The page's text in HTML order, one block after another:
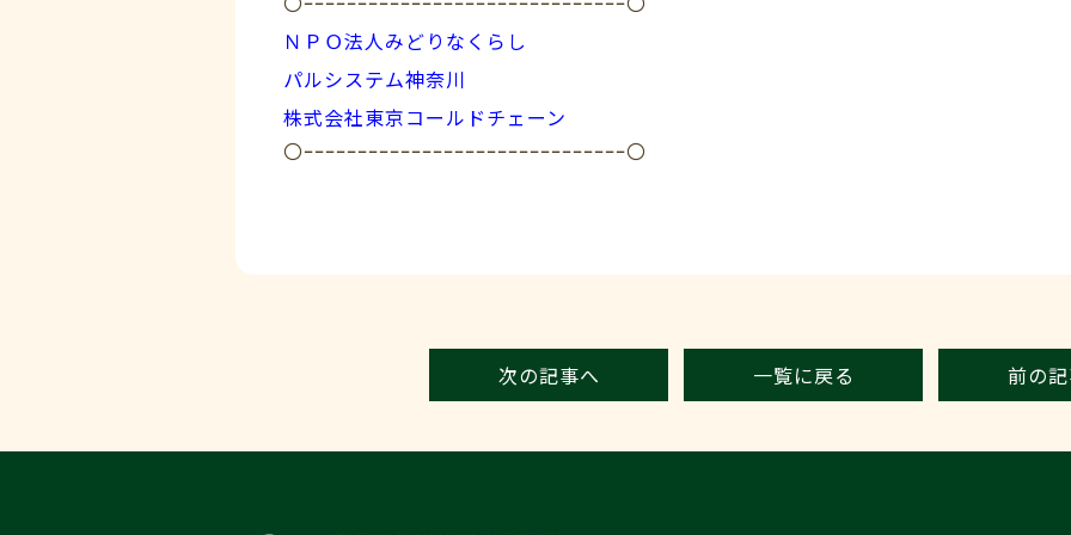
ＮＰＯ法人みどりなくらし
パルシステム神奈川
株式会社東京コールドチェーン
〇ｰｰｰｰｰｰｰｰｰｰｰｰｰｰｰｰｰｰｰｰｰｰｰｰｰｰｰｰｰｰ〇
次の記事へ 一覧に戻る 前の